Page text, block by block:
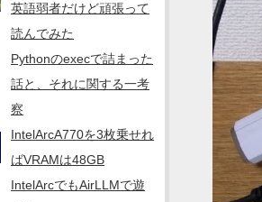
英語弱者だけど頑張って
読んでみた
Pythonのexecで詰まった
話と、それに関する一考
察
IntelArcA770を3枚乗せれ
ばVRAMは48GB
IntelArcでもAirLLMで遊